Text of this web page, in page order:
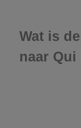
Wat is
naar